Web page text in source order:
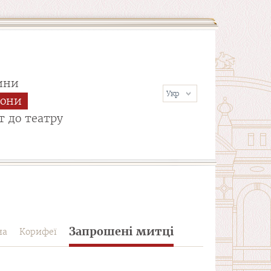
до театру
Корифеї Запрошені митці